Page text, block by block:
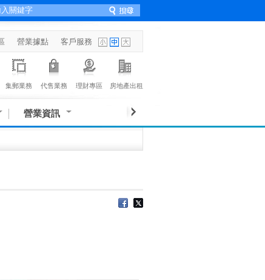
營業據點 客戶服務
集郵業務 代售業務 理財專區 房地產出租
營業資訊